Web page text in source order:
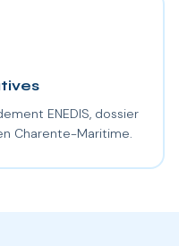
ENEDIS, dossier
Charente-Maritime.